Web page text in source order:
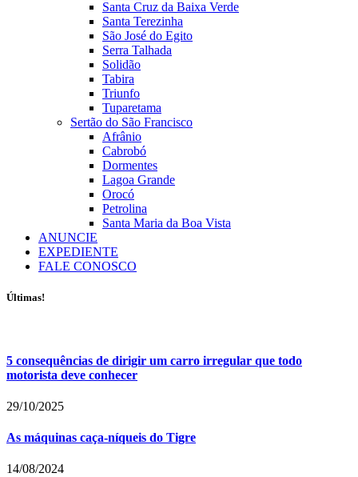
Santa Cruz da Baixa Verde
Santa Terezinha
São José do Egito
Serra Talhada
Solidão
Tabira
Triunfo
Tuparetama
Sertão do São Francisco
Afrânio
Cabrobó
Dormentes
Lagoa Grande
Orocó
Petrolina
Santa Maria da Boa Vista
ANUNCIE
EXPEDIENTE
FALE CONOSCO
Últimas!
5 consequências de dirigir um carro irregular que todo
motorista deve conhecer
29/10/2025
As máquinas caça-níqueis do Tigre
14/08/2024